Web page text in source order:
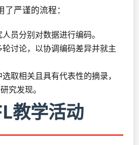
严谨的流程：
员分别对数据进行编码。
讨论，以协调编码差异并就主
取相关且具有代表性的摘录，
究发现。
教学活动